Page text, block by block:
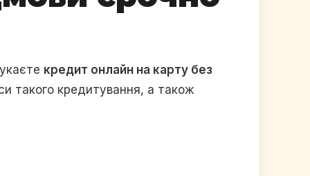
кредит онлайн на карту без
такого кредитування, а також